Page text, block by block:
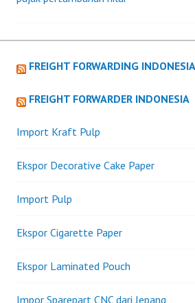
FREIGHT FORWARDING INDONESIA
FREIGHT FORWARDER INDONESIA
Import Kraft Pulp
Ekspor Decorative Cake Paper
Import Pulp
Ekspor Cigarette Paper
Ekspor Laminated Pouch
Impor Sparepart CNC dari Jepang